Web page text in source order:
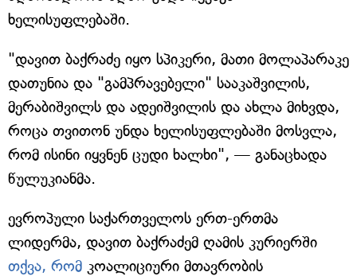
ხელისუფლებაში.
"დავით ბაქრაძე იყო სპიკერი, მათი მოლაპარაკე
დათუნია და "გამპრავებელი" სააკაშვილის,
მერაბიშვილს და ადეიშვილის და ახლა მიხვდა,
როცა თვითონ უნდა ხელისუფლებაში მოსვლა,
რომ ისინი იყვნენ ცუდი ხალხი", — განაცხადა
წულუკიანმა.
ევროპული საქართველოს ერთ-ერთმა
ლიდერმა, დავით ბაქრაძემ ღამის კურიერში
თქვა, რომ კოალიციური მთავრობის